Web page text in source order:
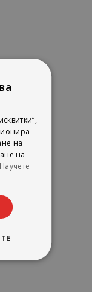
на
на
Научете